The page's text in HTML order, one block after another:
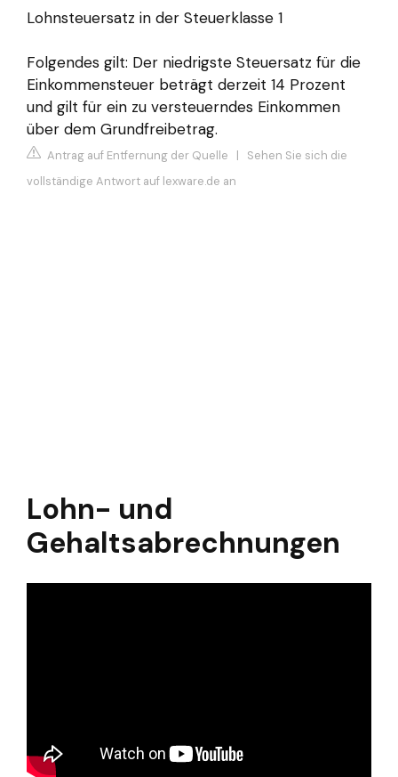
Lohnsteuersatz in der Steuerklasse 1
Folgendes gilt: Der niedrigste Steuersatz für die
Einkommensteuer beträgt derzeit 14 Prozent
und gilt für ein zu versteuerndes Einkommen
über dem Grundfreibetrag.
Antrag auf Entfernung der Quelle | Sehen Sie sich die
vollständige Antwort auf lexware.de an
Lohn- und
Gehaltsabrechnungen